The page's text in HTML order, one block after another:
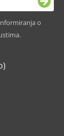
o